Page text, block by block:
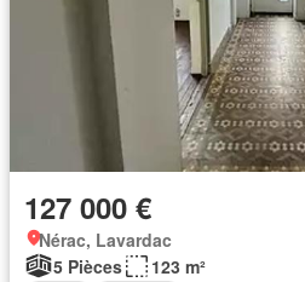
127 000 €
Nérac, Lavardac
5 Pièces
123 m²